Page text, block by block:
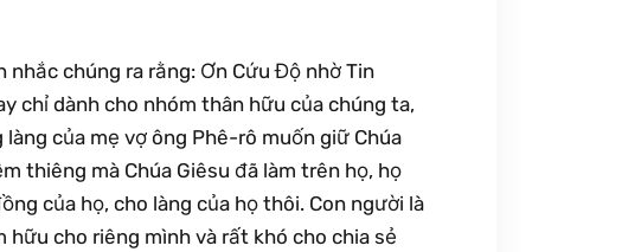
chúng ra rằng: Ơn Cứu Độ nhờ Tin
chỉ dành cho nhóm thân hữu của chúng ta,
của mẹ vợ ông Phê-rô muốn giữ Chúa
thiêng mà Chúa Giêsu đã làm trên họ, họ
của họ, cho làng của họ thôi. Con người là
cho riêng mình và rất khó cho chia sẻ